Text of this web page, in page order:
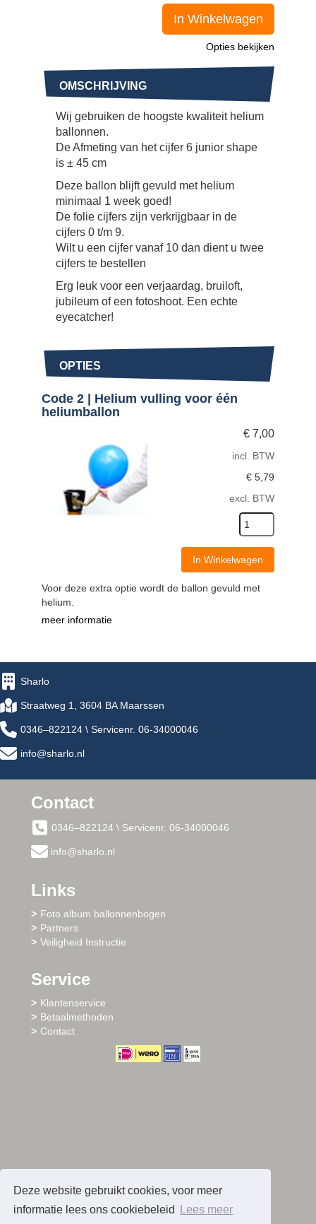
Deze website gebruikt cookies, voor meer
informatie lees ons cookiebeleid
Lees meer
In Winkelwagen
Opties bekijken
OMSCHRIJVING
Wij gebruiken de hoogste kwaliteit helium
ballonnen.
De Afmeting van het cijfer 6 junior shape
is ± 45 cm
Deze ballon blijft gevuld met helium
minimaal 1 week goed!
De folie cijfers zijn verkrijgbaar in de
cijfers 0 t/m 9.
Wilt u een cijfer vanaf 10 dan dient u twee
cijfers te bestellen
Erg leuk voor een verjaardag, bruiloft,
jubileum of een fotoshoot. Een echte
eyecatcher!
OPTIES
Code 2 | Helium vulling voor één
heliumballon
€ 7,00
incl. BTW
€ 5,79
excl. BTW
In Winkelwagen
Voor deze extra optie wordt de ballon gevuld met
helium.
meer informatie
Sharlo
Straatweg 1, 3604 BA Maarssen
0346–822124 \ Servicenr. 06-34000046
info@sharlo.nl
Contact
0346–822124 \ Servicenr. 06-34000046
info@sharlo.nl
Links
Foto album ballonnenbogen
Partners
Veiligheid Instructie
Service
Klantenservice
Betaalmethoden
Contact